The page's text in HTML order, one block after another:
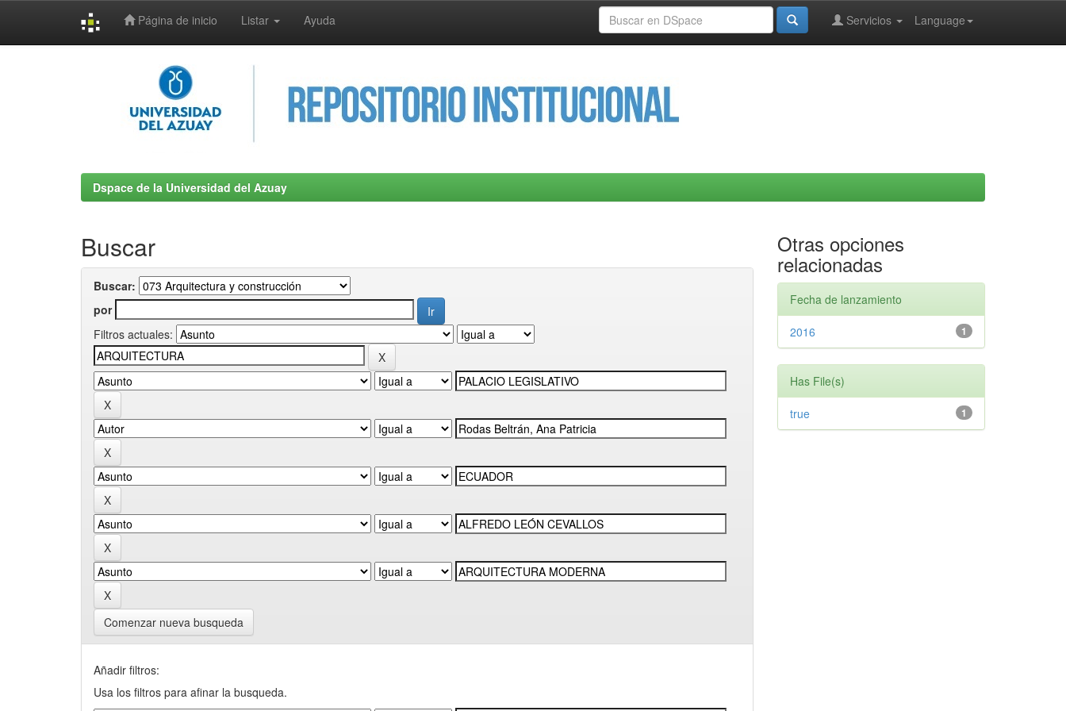
Página de inicio Listar Ayuda Language
Servicios
Dspace de la Universidad del Azuay
Buscar
Buscar:
por
Filtros actuales:
Comenzar nueva busqueda
Añadir filtros:
Usa los filtros para afinar la busqueda.
Otras opciones
relacionadas
Fecha de lanzamiento
1
2016
Has File(s)
1
true